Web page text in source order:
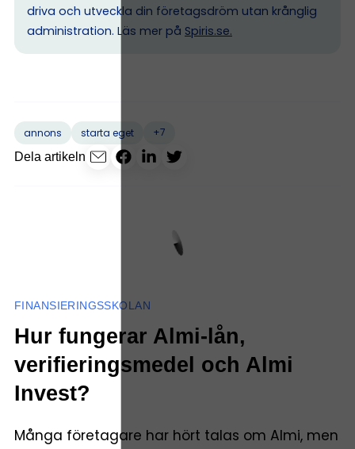
driva och utveckla din företagsdröm utan krånglig
administration. Läs mer på Spiris.se.
annons starta eget
+7
Dela artikeln
FINANSIERINGSSKOLAN
Hur fungerar Almi-lån,
verifieringsmedel och Almi
Invest?
Många företagare har hört talas om Almi, men